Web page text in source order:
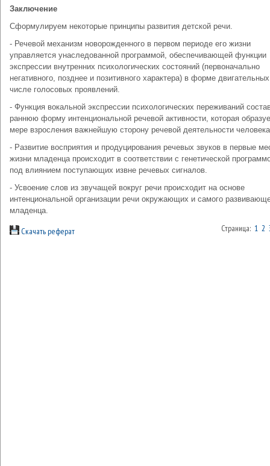
Заключение
Сформулируем некоторые принципы развития детской речи.
- Речевой механизм новорожденного в первом периоде его жизни
управляется унаследованной программой, обеспечивающей функции
экспрессии внутренних психологических состояний (первоначально
негативного, позднее и позитивного характера) в форме
числе голосовых проявлений.
- Функция вокальной экспрессии психологических переживаний
раннюю форму интенциональной речевой активности, которая
мере взросления важнейшую сторону речевой деятельности
- Развитие восприятия и продуцирования речевых звуков в первые
жизни младенца происходит в соответствии с генетической
под влиянием поступающих извне речевых сигналов.
- Усвоение слов из звучащей вокруг речи происходит на основе
интенциональной организации речи окружающих и самого
младенца.
Скачать реферат Страница: 1 2